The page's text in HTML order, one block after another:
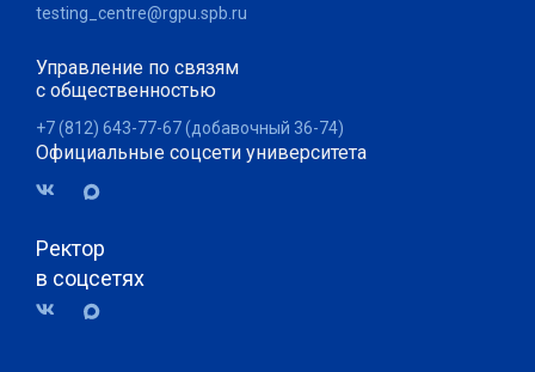
testing_centre@rgpu.spb.ru
Управление по связям
с общественностью
+7 (812) 643-77-67 (добавочный 36-74)
Официальные соцсети университета
Ректор
в соцсетях